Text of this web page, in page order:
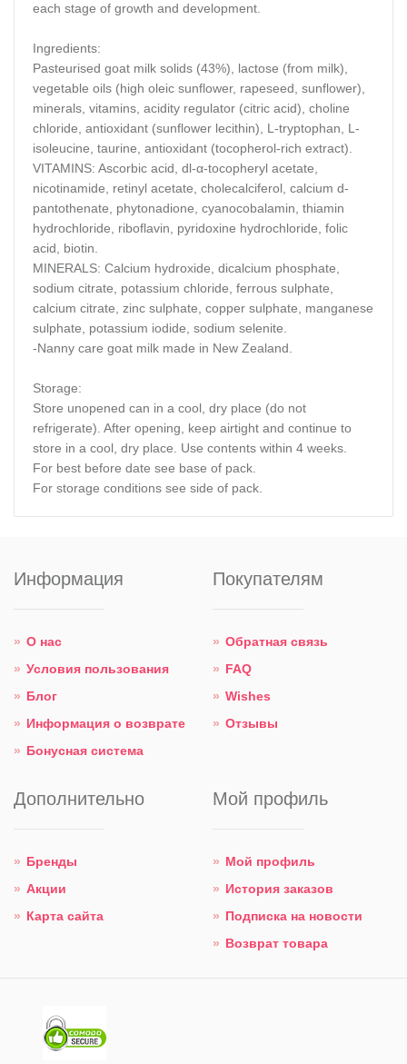
each stage of growth and development.
Ingredients:
Pasteurised goat milk solids (43%), lactose (from milk),
vegetable oils (high oleic sunflower, rapeseed, sunflower),
minerals, vitamins, acidity regulator (citric acid), choline
chloride, antioxidant (sunflower lecithin), L-tryptophan, L-
isoleucine, taurine, antioxidant (tocopherol-rich extract).
VITAMINS: Ascorbic acid, dl-α-tocopheryl acetate,
nicotinamide, retinyl acetate, cholecalciferol, calcium d-
pantothenate, phytonadione, cyanocobalamin, thiamin
hydrochloride, riboflavin, pyridoxine hydrochloride, folic
acid, biotin.
MINERALS: Calcium hydroxide, dicalcium phosphate,
sodium citrate, potassium chloride, ferrous sulphate,
calcium citrate, zinc sulphate, copper sulphate, manganese
sulphate, potassium iodide, sodium selenite.
-Nanny care goat milk made in New Zealand.
Storage:
Store unopened can in a cool, dry place (do not
refrigerate). After opening, keep airtight and continue to
store in a cool, dry place. Use contents within 4 weeks.
For best before date see base of pack.
For storage conditions see side of pack.
Информация
О нас
Условия пользования
Блог
Информация о возврате
Бонусная система
Покупателям
Обратная связь
FAQ
Wishes
Отзывы
Дополнительно
Бренды
Акции
Карта сайта
Мой профиль
Мой профиль
История заказов
Подписка на новости
Возврат товара